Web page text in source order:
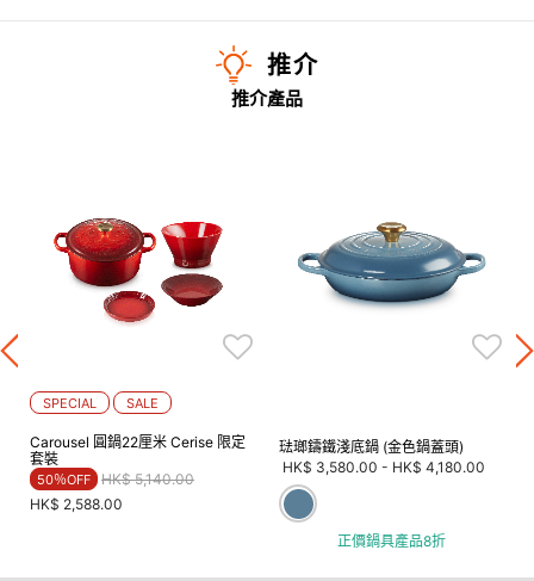
推介
推介產品
SPECIAL SALE
Carousel 圓鍋22厘米 Cerise 限定
套裝
50％OFF Price reduced from
HK$ 5,140.00to
HK$ 2,588.00
琺瑯鑄鐵淺底鍋 (金色鍋蓋頭)
HK$ 3,580.00 - HK$ 4,180.00
正價鍋具產品8折